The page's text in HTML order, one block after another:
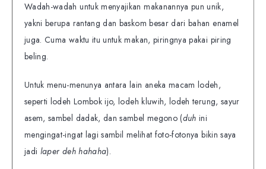
Wadah-wadah untuk menyajikan makanannya pun unik,
yakni berupa rantang dan baskom besar dari bahan enamel
juga. Cuma waktu itu untuk makan, piringnya pakai piring
beling.
Untuk menu-menunya antara lain aneka macam lodeh,
seperti lodeh Lombok ijo, lodeh kluwih, lodeh terung, sayur
asem, sambel dadak, dan sambel megono (duhini
mengingat-ingat lagi sambil melihat foto-fotonya bikin saya
jadi laper deh hahaha).